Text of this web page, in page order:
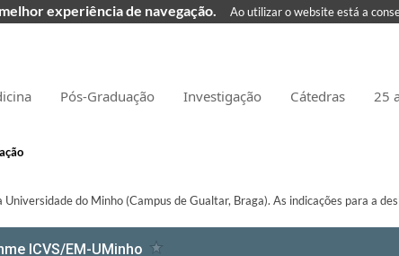
Pós-Graduação Investigação Cátedras 25
do Minho (Campus de Gualtar, Braga). As indicações para a
experiência de navegação. Ao utilizar o website está a